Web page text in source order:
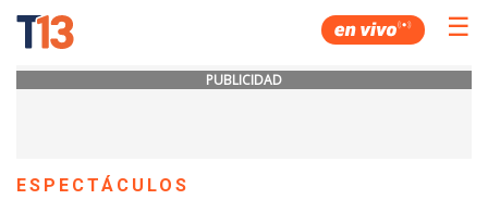
☰
PUBLICIDAD
ESPECTÁCULOS